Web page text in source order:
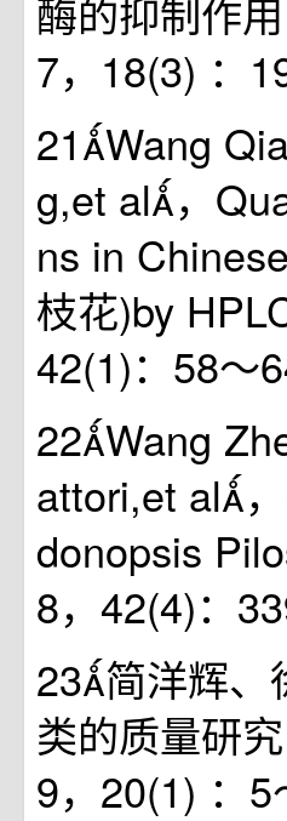
酶的抑制作
7，18(3) ：
21Wang
g,et al，
ns in
枝花)by
42(1)：58～
22Wang
attori,et al
donopsis
8，42(4)：
23简洋辉
类的质量研
9，20(1) ：5